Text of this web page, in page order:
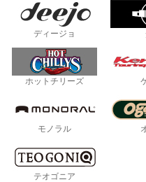
ディージョ
ホットチリーズ
モノラル
テオゴニア